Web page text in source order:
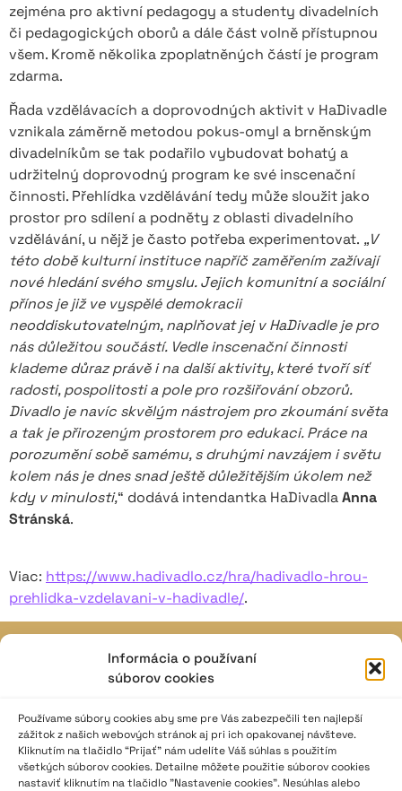
Informácia o používaní
súborov cookies
Používame súbory cookies aby sme pre Vás zabezpečili ten najlepší
zážitok z našich webových stránok aj pri ich opakovanej návšteve.
Kliknutím na tlačidlo “Prijať” nám udelíte Váš súhlas s použitím
všetkých súborov cookies. Detailne môžete použitie súborov cookies
nastaviť kliknutím na tlačidlo "Nastavenie cookies". Nesúhlas alebo
zejména pro aktivní pedagogy a studenty divadelních
či pedagogických oborů a dále část volně přístupnou
všem. Kromě několika zpoplatněných částí je program
zdarma.
Řada vzdělávacích a doprovodných aktivit v HaDivadle
vznikala záměrně metodou pokus-omyl a brněnským
divadelníkům se tak podařilo vybudovat bohatý a
udržitelný doprovodný program ke své inscenační
činnosti. Přehlídka vzdělávání tedy může sloužit jako
prostor pro sdílení a podněty z oblasti divadelního
vzdělávání, u nějž je často potřeba experimentovat. „V
této době kulturní instituce napříč zaměřením zažívají
nové hledání svého smyslu. Jejich komunitní a sociální
přínos je již ve vyspělé demokracii
neoddiskutovatelným, naplňovat jej v HaDivadle je pro
nás důležitou součástí. Vedle inscenační činnosti
klademe důraz právě i na další aktivity, které tvoří síť
radosti, pospolitosti a pole pro rozšiřování obzorů.
Divadlo je navíc skvělým nástrojem pro zkoumání světa
a tak je přirozeným prostorem pro edukaci. Práce na
porozumění sobě samému, s druhými navzájem i světu
kolem nás je dnes snad ještě důležitějším úkolem než
kdy v minulosti,“ dodává intendantka HaDivadlaAnna
Stránská.
Viac: https://www.hadivadlo.cz/hra/hadivadlo-hrou-
prehlidka-vzdelavani-v-hadivadle/.
e-mail: javisko.noc@nocka.sk
Nám. SNP č. 12, 812 34 Bratislava 1
Slovenská republika